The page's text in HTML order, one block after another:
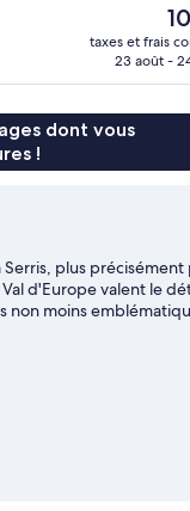
Le
taxes et frais
23 août -
dont vous
!
plus
d'Europe valent le
moins
Disneyland®